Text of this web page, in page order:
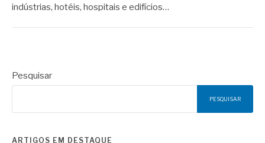
indústrias, hotéis, hospitais e edifícios…
Pesquisar
PESQUISAR
ARTIGOS EM DESTAQUE